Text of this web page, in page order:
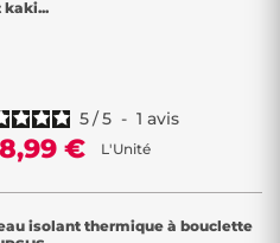
kaki...
5/5 - 1 avis
€ L'Unité
isolant thermique à bouclette